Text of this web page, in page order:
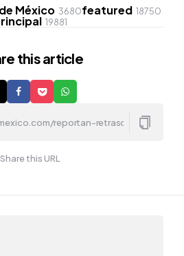
México 3680featured 18750
19881
this article
Share this URL